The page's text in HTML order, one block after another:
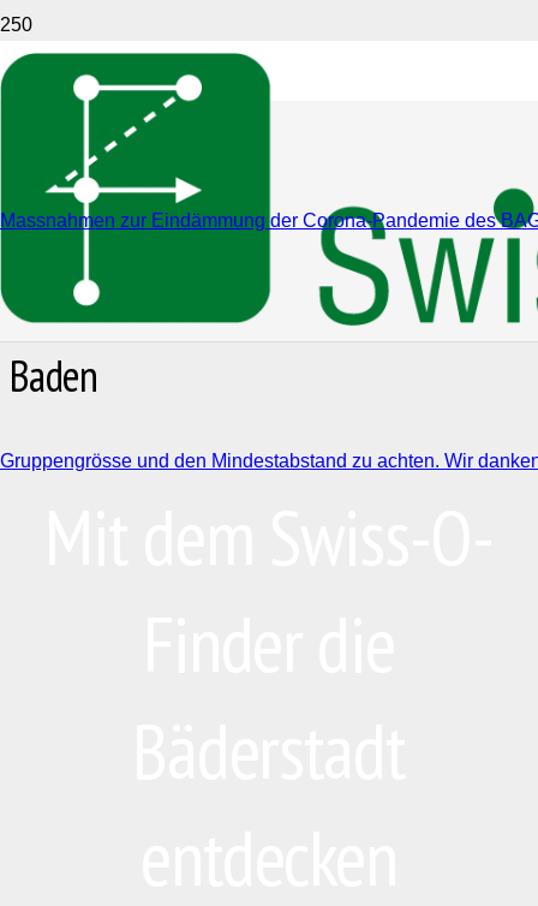
Massnahmen zur Eindämmung der Corona-Pandemie des
Gruppengrösse und den Mindestabstand zu achten. Wir
Baden